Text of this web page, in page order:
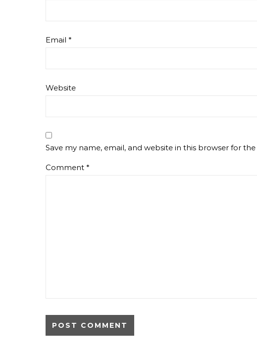
Email *
Website
Save my name, email, and website in this browser for
Comment *